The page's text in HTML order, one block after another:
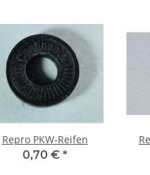
Repro PKW-Reifen
0,70 € *